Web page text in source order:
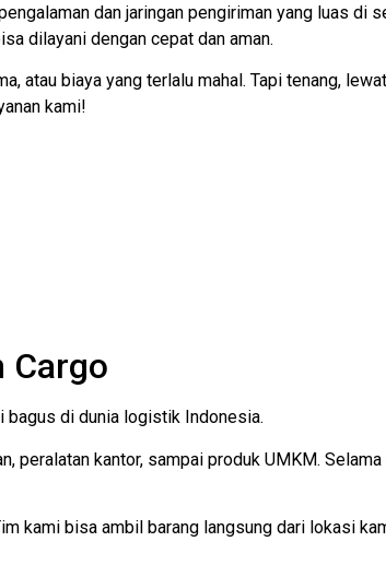
dan jaringan pengiriman yang luas di
dilayani dengan cepat dan aman.
atau biaya yang terlalu mahal. Tapi tenang,
kami!
Cargo
bagus di dunia logistik Indonesia.
peralatan kantor, sampai produk UMKM. Selama
kami bisa ambil barang langsung dari lokasi